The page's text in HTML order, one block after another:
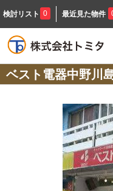
検討リスト 0 最近見た物件
ベスト電器中野川